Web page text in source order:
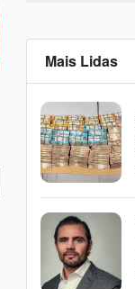
Mais Lidas